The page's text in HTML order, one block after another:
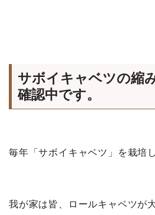
サボイキャベツの縮
確認中です。
毎年「サボイキャベツ」を栽培
我が家は皆、ロールキャベツが